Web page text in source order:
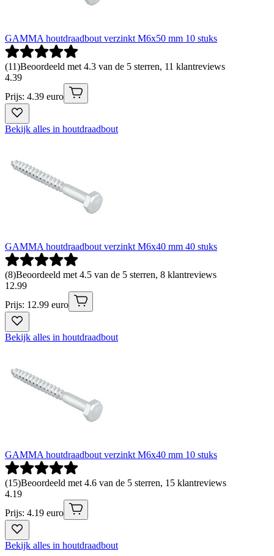
GAMMA houtdraadbout verzinkt M6x50 mm 10 stuks
(11)Beoordeeld met 4.3 van de 5 sterren, 11 klantreviews
4.39
Prijs: 4.39 euro
Bekijk alles in houtdraadbout
GAMMA houtdraadbout verzinkt M6x40 mm 40 stuks
(8)Beoordeeld met 4.5 van de 5 sterren, 8 klantreviews
12.99
Prijs: 12.99 euro
Bekijk alles in houtdraadbout
GAMMA houtdraadbout verzinkt M6x40 mm 10 stuks
(15)Beoordeeld met 4.6 van de 5 sterren, 15 klantreviews
4.19
Prijs: 4.19 euro
Bekijk alles in houtdraadbout